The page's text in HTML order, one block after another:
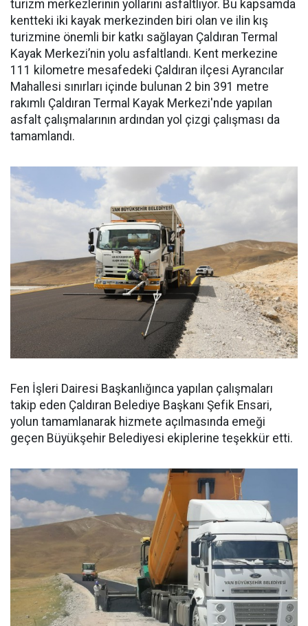
turizm merkezlerinin yollarını asfaltlıyor. Bu kapsamda
kentteki iki kayak merkezinden biri olan ve ilin kış
turizmine önemli bir katkı sağlayan Çaldıran Termal
Kayak Merkezi’nin yolu asfaltlandı. Kent merkezine
111 kilometre mesafedeki Çaldıran ilçesi Ayrancılar
Mahallesi sınırları içinde bulunan 2 bin 391 metre
rakımlı Çaldıran Termal Kayak Merkezi'nde yapılan
asfalt çalışmalarının ardından yol çizgi çalışması da
tamamlandı.
Fen İşleri Dairesi Başkanlığınca yapılan çalışmaları
takip eden Çaldıran Belediye Başkanı Şefik Ensari,
yolun tamamlanarak hizmete açılmasında emeği
geçen Büyükşehir Belediyesi ekiplerine teşekkür etti.